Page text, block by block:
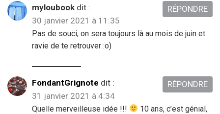
myloubook dit :
30 janvier 2021 à 11:35
Pas de souci, on sera toujours là au mois de juin et
ravie de te retrouver :o)
RÉPONDRE
FondantGrignote dit :
31 janvier 2021 à 4:34
Quelle merveilleuse idée !!!
10 ans, c’est génial,
RÉPONDRE